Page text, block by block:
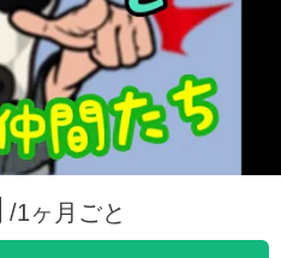
/1ヶ月ごと